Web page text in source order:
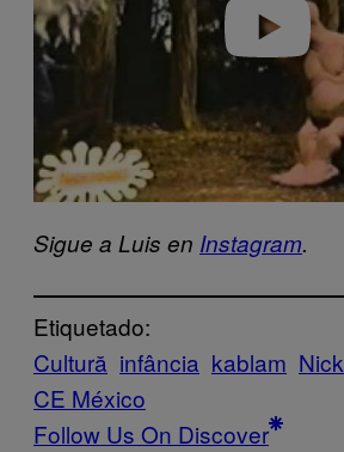
Sigue a Luis en Instagram.
Etiquetado:
Cultură infância kablam Nick
CE México
Follow Us On Discover